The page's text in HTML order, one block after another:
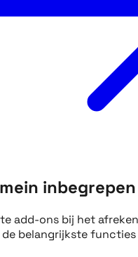
inbegrepen
add-ons bij het
belangrijkste